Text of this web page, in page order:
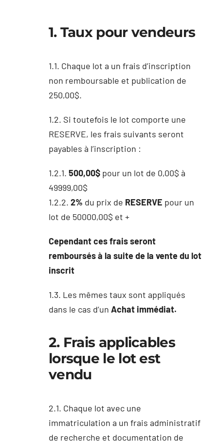
1. Taux pour vendeurs
1.1. Chaque lot a un frais d’inscription
non remboursable et publication de
250,00$.
1.2. Si toutefois le lot comporte une
RESERVE, les frais suivants seront
payables à l’inscription :
1.2.1. 500,00$pour un lot de 0,00$ à
49999,00$
1.2.2. 2% du prix de RESERVE pour un
lot de 50000,00$ et +
Cependant ces frais seront
remboursés à la suite de la vente du lot
inscrit
1.3. Les mêmes taux sont appliqués
dans le cas d’un Achat immédiat.
2. Frais applicables
lorsque le lot est
vendu
2.1. Chaque lot avec une
immatriculation a un frais administratif
de recherche et documentation de